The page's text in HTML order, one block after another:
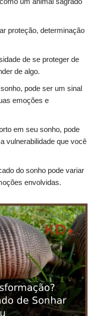
proteção, determinação
de se proteger de
de algo.
pode ser um sinal
emoções e
em seu sonho, pode
vulnerabilidade que você
do sonho pode variar
envolvidas.